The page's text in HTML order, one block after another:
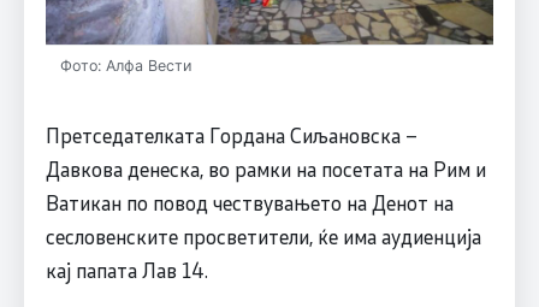
Фото: Алфа Вести
Претседателката Гордана Сиљановска –
Давкова денеска, во рамки на посетата на Рим и
Ватикан по повод чествувањето на Денот на
сесловенските просветители, ќе има аудиенција
кај папата Лав 14.